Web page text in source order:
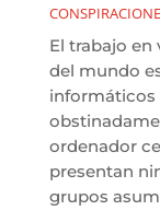
El trabajo en
del mundo
informáticos
ordenador
presentan
grupos